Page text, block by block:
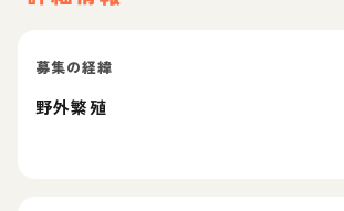
募集の経緯
野外繁殖